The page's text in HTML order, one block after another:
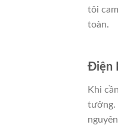
tôi
toàn.
Điện
Khi
tưởng.